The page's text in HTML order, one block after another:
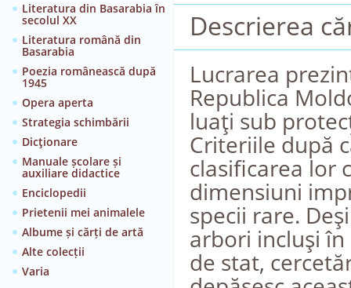
Literatura din Basarabia în
secolul XX
Literatura română din
Basarabia
Poezia românească după
1945
Opera aperta
Strategia schimbării
Dicţionare
Manuale școlare și
auxiliare didactice
Enciclopedii
Prietenii mei animalele
Albume și cărți de artă
Alte colecții
Varia
Descrierea
Lucrarea
Republica
luaţi sub
Criteriile după
clasificarea lor
dimensiuni
specii rare.
arbori incluşi
de stat,